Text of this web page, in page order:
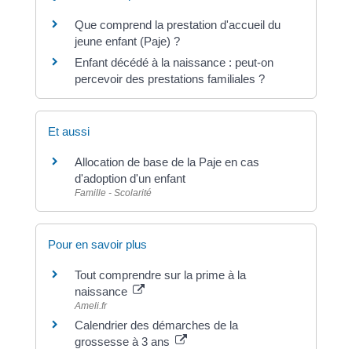
Que comprend la prestation d'accueil du
jeune enfant (Paje) ?
Enfant décédé à la naissance : peut-on
percevoir des prestations familiales ?
Et aussi
Allocation de base de la Paje en cas
d'adoption d'un enfant
Famille - Scolarité
Pour en savoir plus
Tout comprendre sur la prime à la
naissance
Ameli.fr
Calendrier des démarches de la
grossesse à 3 ans